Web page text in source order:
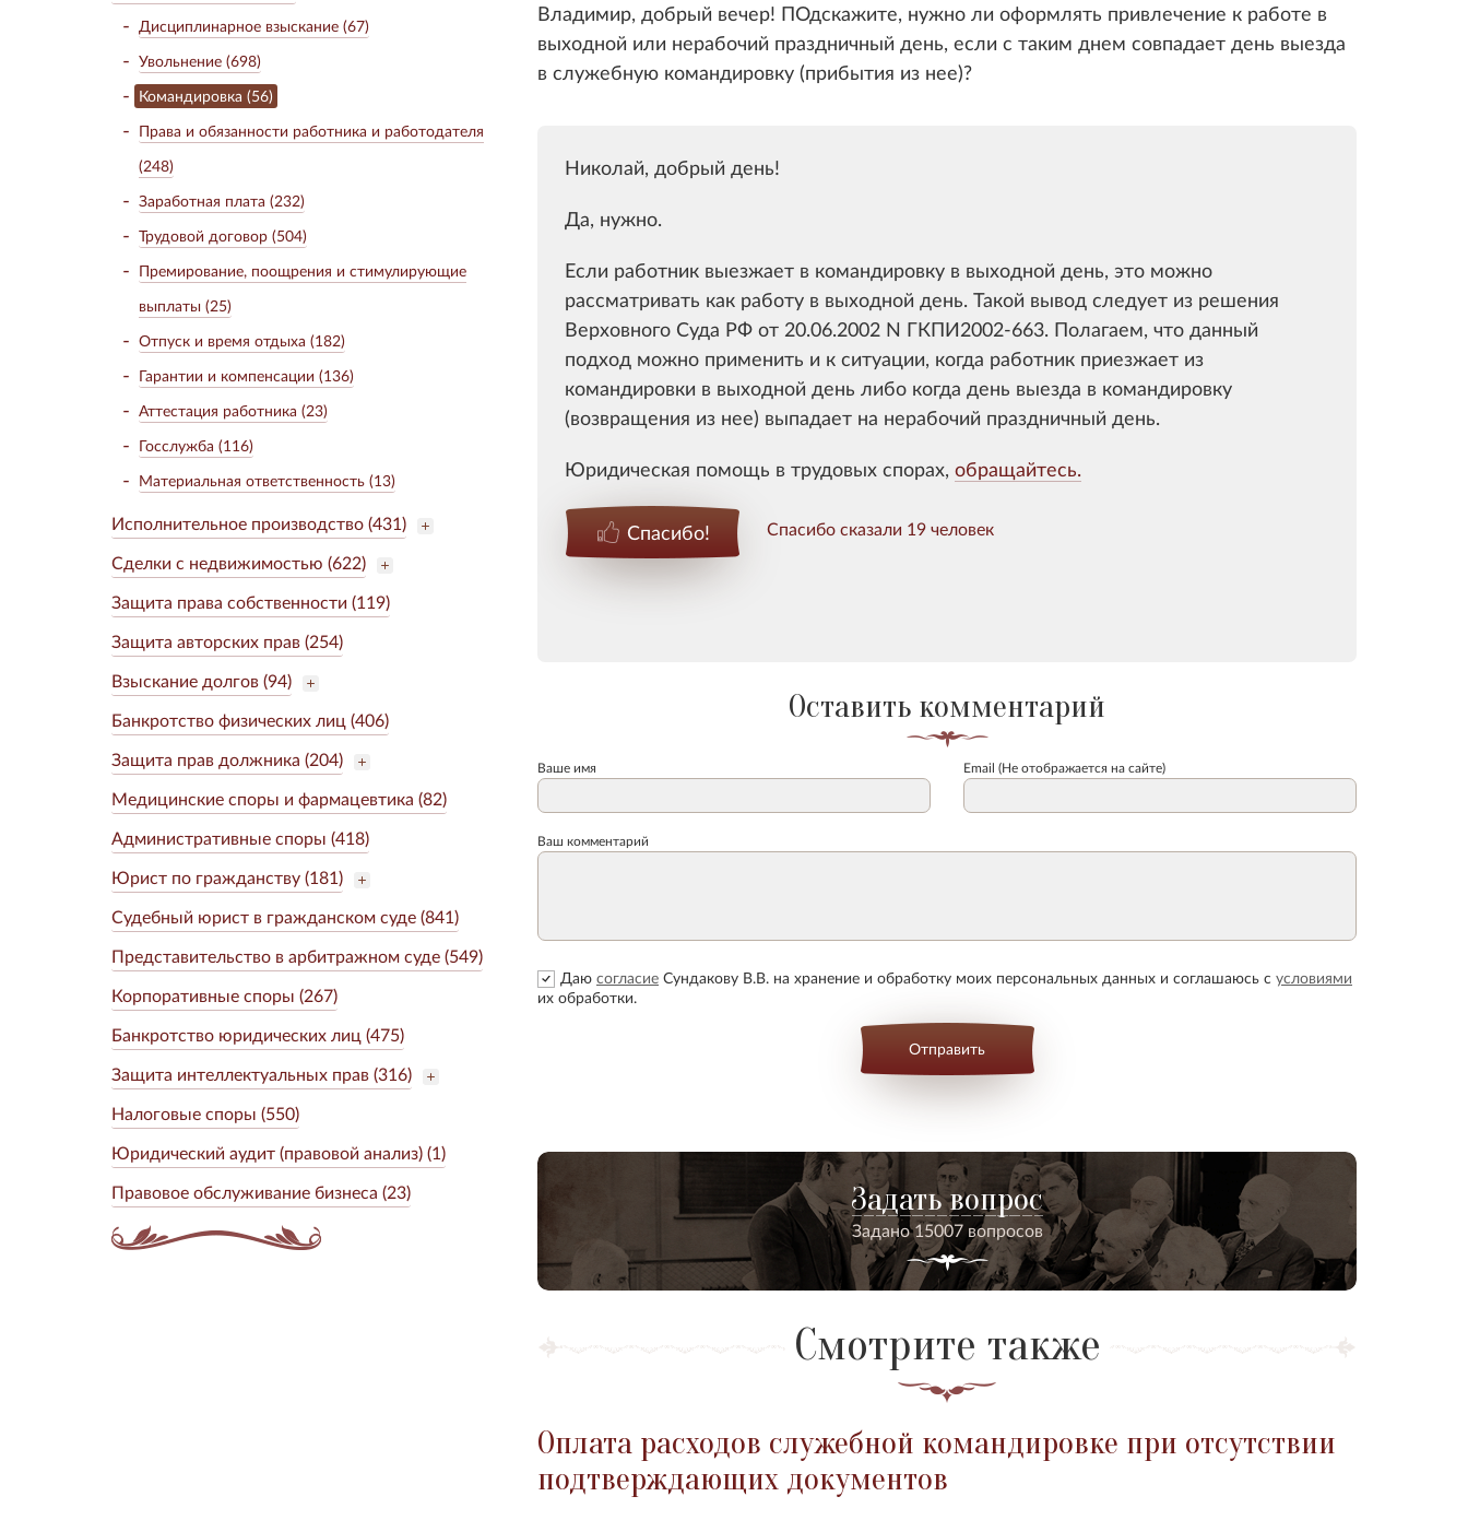
Дисциплинарное взыскание (67)
Увольнение (698)
Командировка (56)
Права и обязанности работника и работодателя
(248)
Заработная плата (232)
Трудовой договор (504)
Премирование, поощрения и стимулирующие
выплаты (25)
Отпуск и время отдыха (182)
Гарантии и компенсации (136)
Аттестация работника (23)
Госслужба (116)
Материальная ответственность (13)
Исполнительное производство (431)
Сделки с недвижимостью (622)
Защита права собственности (119)
Защита авторских прав (254)
Взыскание долгов (94)
Банкротство физических лиц (406)
Защита прав должника (204)
Медицинские споры и фармацевтика (82)
Административные споры (418)
Юрист по гражданству (181)
Судебный юрист в гражданском суде (841)
Представительство в арбитражном суде (549)
Корпоративные споры (267)
Банкротство юридических лиц (475)
Защита интеллектуальных прав (316)
Налоговые споры (550)
Юридический аудит (правовой анализ) (1)
Правовое обслуживание бизнеса (23)
Владимир, добрый вечер! ПОдскажите, нужно ли оформлять привлечение к работе в
выходной или нерабочий праздничный день, если с таким днем совпадает день выезда
в служебную командировку (прибытия из нее)?
Николай, добрый день!
Да, нужно.
Если работник выезжает в командировку в выходной день, это можно
рассматривать как работу в выходной день. Такой вывод следует из решения
Верховного Суда РФ от 20.06.2002 N ГКПИ2002-663. Полагаем, что данный
подход можно применить и к ситуации, когда работник приезжает из
командировки в выходной день либо когда день выезда в командировку
(возвращения из нее) выпадает на нерабочий праздничный день.
Юридическая помощь в трудовых спорах, обращайтесь.
Спасибо! Спасибо сказали 19 человек
Оставить комментарий
Ваше имя Email (Не отображается на сайте)
Ваш комментарий
Даю согласие Сундакову В.В. на хранение и обработку моих персональных данных и соглашаюсь с условиями
их обработки.
Отправить
Задать вопрос
Задано 15007 вопросов
Смотрите также
Оплата расходов служебной командировке при отсутствии
подтверждающих документов